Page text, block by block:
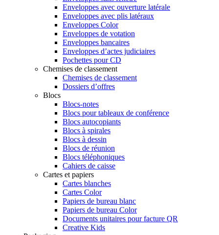
Enveloppes avec ouverture latérale
Enveloppes avec plis latéraux
Enveloppes Color
Enveloppes de votation
Enveloppes bancaires
Enveloppes d’actes judiciaires
Pochettes pour CD
Chemises de classement
Chemises de classement
Dossiers d’offres
Blocs
Blocs-notes
Blocs pour tableaux de conférence
Blocs autocopiants
Blocs à spirales
Blocs à dessin
Blocs de réunion
Blocs téléphoniques
Cahiers de caisse
Cartes et papiers
Cartes blanches
Cartes Color
Papiers de bureau blanc
Papiers de bureau Color
Documents unitaires pour facture QR
Creative Kids